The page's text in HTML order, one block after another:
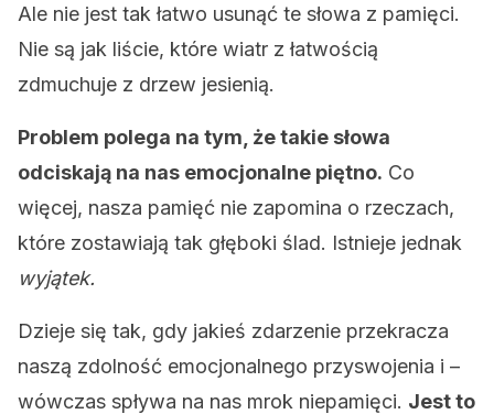
Ale nie jest tak łatwo usunąć te słowa z pamięci.
Nie są jak liście, które wiatr z łatwością
zdmuchuje z drzew jesienią.
Problem polega na tym, że takie słowa
odciskają na nas emocjonalne piętno. Co
więcej, nasza pamięć nie zapomina o rzeczach,
które zostawiają tak głęboki ślad. Istnieje jednak
wyjątek.
Dzieje się tak, gdy jakieś zdarzenie przekracza
naszą zdolność emocjonalnego przyswojenia i –
wówczas spływa na nas mrok niepamięci. Jest to